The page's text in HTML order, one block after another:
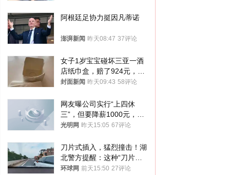
阿根廷足协力挺因凡蒂诺
澎湃新闻 昨天08:47 37评论
女子1岁宝宝碰坏三亚一酒
店纸巾盒，赔了924元，发
帖吐槽后酒店退还一半的
封面新闻 昨天09:43 58评论
网友曝公司实行“上四休
三”，但要降薪1000元，不
接受只能辞职
光明网 昨天15:05 67评论
刀片式插入，猛烈撞击！湖
北警方提醒：这种“刀片超
车”，太危险了
环球网 前天15:50 27评论